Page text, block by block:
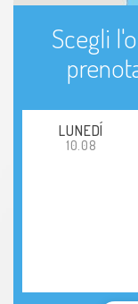
Scegli
LUNEDÍ
10.08